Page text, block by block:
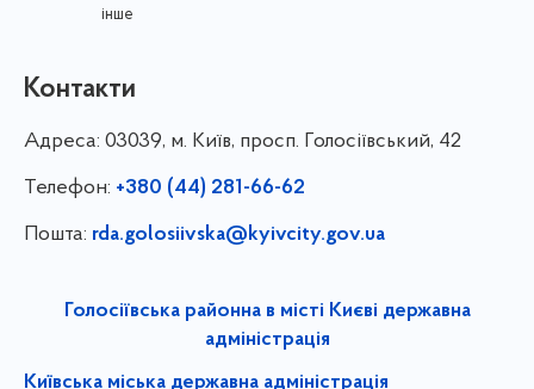
інше
Контакти
Адреса: 03039, м. Київ, просп. Голосіївський, 42
Телефон: +380 (44) 281-66-62
Пошта: rda.golosiivska@kyivcity.gov.ua
Голосіївська районна в місті Києві державна
адміністрація
Київська міська державна адміністрація